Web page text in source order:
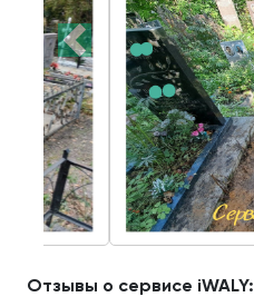
Отзывы о сервисе iWALY: